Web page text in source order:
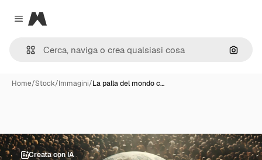
Close menu
Magnific
Cerca
Home/Stock/Immagini/La palla del mondo c…
Creata con IA